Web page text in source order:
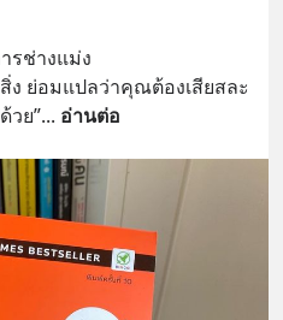
รช่างแม่ง
ง ย่อมแปลว่าคุณต้องเสียสละ
วย”... อ่านต่อ